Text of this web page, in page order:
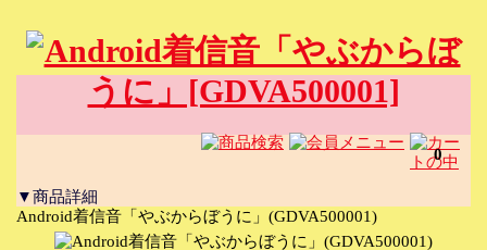
0
▼商品詳細
Android着信音「やぶからぼうに」(GDVA500001)